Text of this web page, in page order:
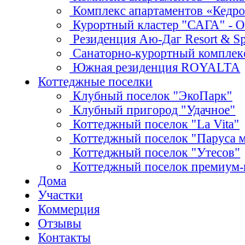
Комплекс апартаментов
Курортный кластер "САГА" -
Резиденция Аю-Даг Resort &
Санаторно-курортный
Южная резиденция ROYALTA
Коттеджные поселки
Клубный поселок "ЭкоПарк"
Клубный пригород "Удачное"
Коттеджный поселок "La Vita"
Коттеджный поселок "Паруса
Коттеджный поселок "Утесов"
Коттеджный поселок премиум-
Дома
Участки
Коммерция
Отзывы
Контакты